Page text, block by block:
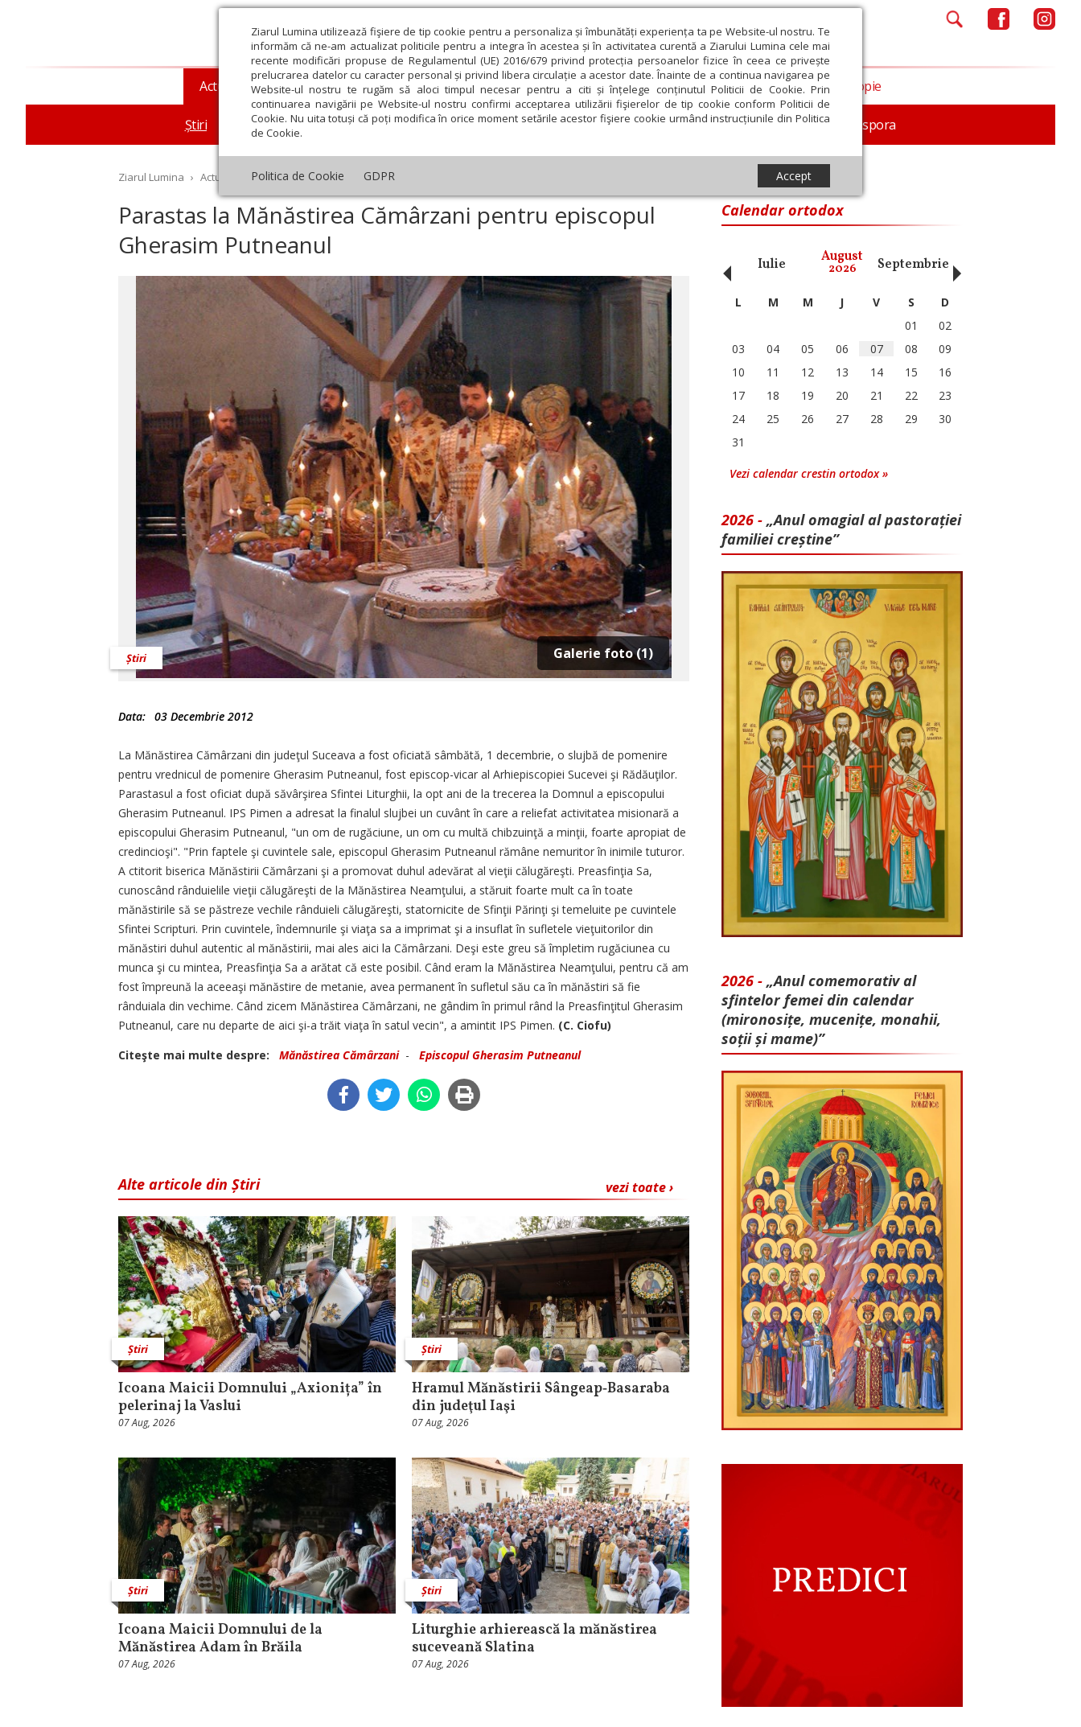
Ziarul Lumina utilizează fişiere de tip cookie pentru a personaliza și îmbunătăți experiența ta pe Website-ul nostru. Te
informăm că ne-am actualizat politicile pentru a integra în acestea și în activitatea curentă a Ziarului Lumina cele mai
recente modificări propuse de Regulamentul (UE) 2016/679 privind protecția persoanelor fizice în ceea ce privește
prelucrarea datelor cu caracter personal și privind libera circulație a acestor date. Înainte de a continua navigarea pe
Website-ul nostru te rugăm să aloci timpul necesar pentru a citi și înțelege conținutul Politicii de Cookie. Prin
continuarea navigării pe Website-ul nostru confirmi acceptarea utilizării fişierelor de tip cookie conform Politicii de
Cookie. Nu uita totuși că poți modifica în orice moment setările acestor fişiere cookie urmând instrucțiunile din Politica
de Cookie.
Politica de Cookie GDPR Accept
Actualitate religioasă
Știri Mesaje și cuvântări An omagial Comunicate de presă Documentar In memoriam Diaspora
Teologie și spiritualitate Educaţie și Cultură Societate Opinii Filantropie
Ziarul Lumina › Actualitate religioasă › Știri › Parastas la Mănăstirea Cămârzani pentru episcopul Gherasim Putneanul
Parastas la Mănăstirea Cămârzani pentru episcopul
Gherasim Putneanul
Galerie foto (1)
Știri
Data: 03 Decembrie 2012
La Mănăstirea Cămârzani din judeţul Suceava a fost oficiată sâmbătă, 1 decembrie, o slujbă de pomenire
pentru vrednicul de pomenire Gherasim Putneanul, fost episcop-vicar al Arhiepiscopiei Sucevei şi Rădăuţilor.
Parastasul a fost oficiat după săvârşirea Sfintei Liturghii, la opt ani de la trecerea la Domnul a episcopului
Gherasim Putneanul. IPS Pimen a adresat la finalul slujbei un cuvânt în care a reliefat activitatea misionară a
episcopului Gherasim Putneanul, "un om de rugăciune, un om cu multă chibzuinţă a minţii, foarte apropiat de
credincioşi". "Prin faptele şi cuvintele sale, episcopul Gherasim Putneanul rămâne nemuritor în inimile tuturor.
A ctitorit biserica Mănăstirii Cămârzani şi a promovat duhul adevărat al vieţii călugăreşti. Preasfinţia Sa,
cunoscând rânduielile vieţii călugăreşti de la Mănăstirea Neamţului, a stăruit foarte mult ca în toate
mănăstirile să se păstreze vechile rânduieli călugăreşti, statornicite de Sfinţii Părinţi şi temeluite pe cuvintele
Sfintei Scripturi. Prin cuvintele, îndemnurile şi viaţa sa a imprimat şi a insuflat în sufletele vieţuitorilor din
mănăstiri duhul autentic al mănăstirii, mai ales aici la Cămârzani. Deşi este greu să împletim rugăciunea cu
munca şi cu mintea, Preasfinţia Sa a arătat că este posibil. Când eram la Mănăstirea Neamţului, pentru că am
fost împreună la aceeaşi mănăstire de metanie, avea permanent în sufletul său ca în mănăstiri să fie
rânduiala din vechime. Când zicem Mănăstirea Cămârzani, ne gândim în primul rând la Preasfinţitul Gherasim
Putneanul, care nu departe de aici şi-a trăit viaţa în satul vecin", a amintit IPS Pimen. (C. Ciofu)
Citeşte mai multe despre:
Mănăstirea Cămârzani- Episcopul Gherasim Putneanul
vezi toate ›
Alte articole din Știri
Știri
Icoana Maicii Domnului „Axionița” în
pelerinaj la Vaslui
07 Aug, 2026
Știri
Hramul Mănăstirii Sângeap‑Basaraba
din judeţul Iaşi
07 Aug, 2026
Știri
Icoana Maicii Domnului de la
Mănăstirea Adam în Brăila
07 Aug, 2026
Știri
Liturghie arhierească la mănăstirea
suceveană Slatina
07 Aug, 2026
Calendar ortodox
Iulie August
2026 Septembrie Octombrie
‹ L M M J V S
D
01
02
03
04 05 06 07 08
09
10
11 12 13 14 15
16
17
18 19 20 21 22
23
24
25 26 27 28 29
30
31
Vezi calendar crestin ortodox »
2026 - „Anul omagial al pastorației
familiei creștine”
2026 - „Anul comemorativ al
sfintelor femei din calendar
(mironosițe, mu­cenițe, monahii,
soții și mame)”